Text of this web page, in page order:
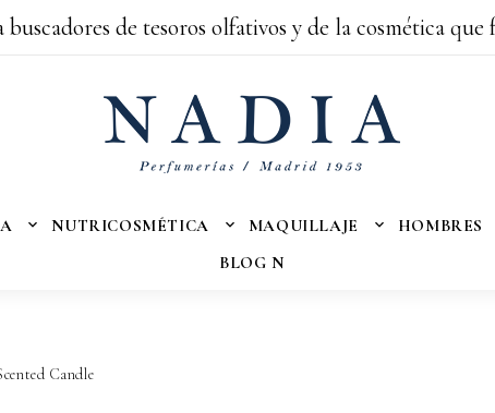
buscadores de tesoros olfativos y de la cosmética que
NUTRICOSMÉTICA MAQUILLAJE HOMBRES
BLOG N
Candle